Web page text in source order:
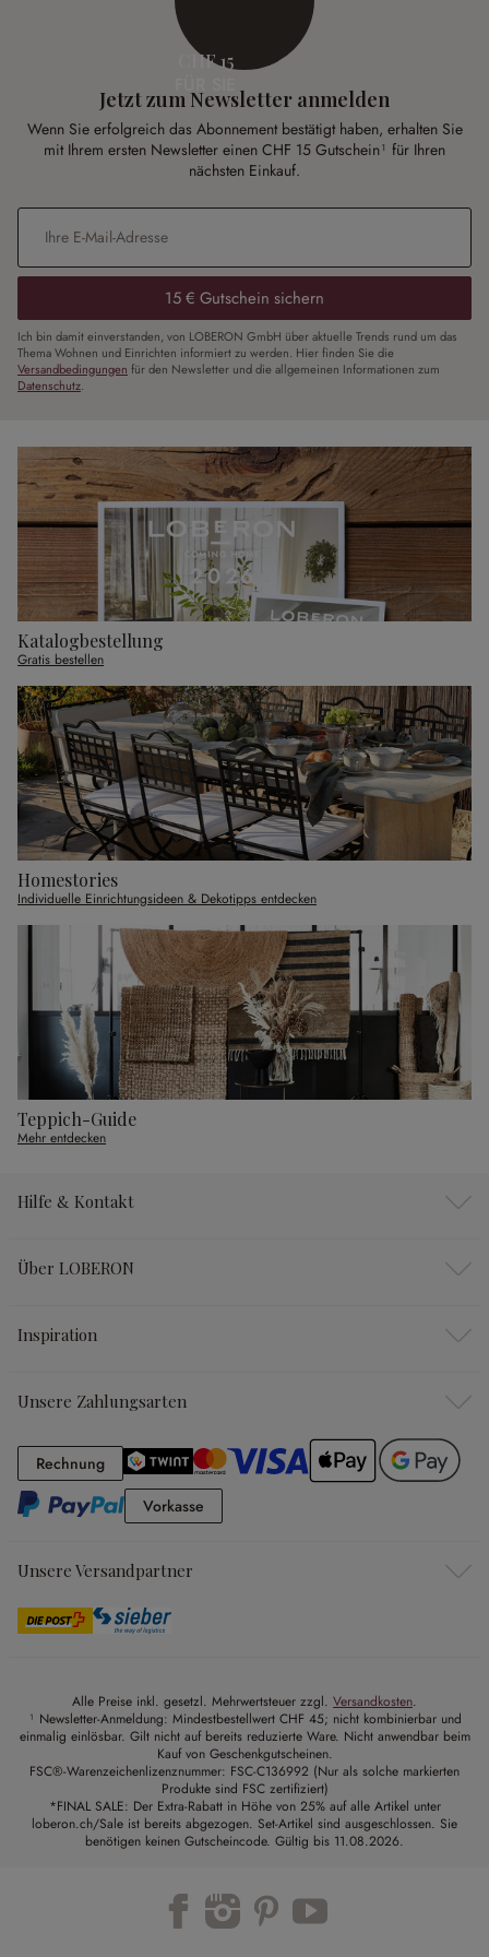
CHF 15
Jetzt zum Newsletter anmelden
Wenn Sie erfolgreich das Abonnement bestätigt haben, erhalten Sie
mit Ihrem ersten Newsletter einen CHF 15 Gutschein¹ für Ihren
nächsten Einkauf.
E-Mail-Adresse
15 € Gutschein sichern
Ich bin damit einverstanden, von LOBERON GmbH über aktuelle Trends rund um das
Thema Wohnen und Einrichten informiert zu werden. Hier finden Sie die
Versandbedingungen für den Newsletter und die allgemeinen Informationen zum
Datenschutz.
Katalogbestellung
Gratis bestellen
Homestories
Individuelle Einrichtungsideen & Dekotipps entdecken
Teppich-Guide
Mehr entdecken
Hilfe & Kontakt
Über LOBERON
Inspiration
Unsere Zahlungsarten
RechnungRechnung
Vorkasse
Unsere Versandpartner
Alle Preise inkl. gesetzl. Mehrwertsteuer zzgl. Versandkosten.
¹ Newsletter-Anmeldung: Mindestbestellwert CHF 45; nicht kombinierbar und
einmalig einlösbar. Gilt nicht auf bereits reduzierte Ware. Nicht anwendbar beim
Kauf von Geschenkgutscheinen.
FSC®-Warenzeichenlizenznummer: FSC-C136992 (Nur als solche markierten
Produkte sind FSC zertifiziert)
*FINAL SALE: Der Extra-Rabatt in Höhe von 25% auf alle Artikel unter
loberon.ch/Sale ist bereits abgezogen. Set-Artikel sind ausgeschlossen. Sie
benötigen keinen Gutscheincode. Gültig bis 11.08.2026.